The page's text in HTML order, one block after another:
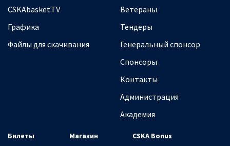
CSKAbasket.TV
Графика
Файлы для скачивания
Ветераны
Тендеры
Генеральный спонсор
Спонсоры
Контакты
Администрация
Академия
Билеты Магазин CSKA Bonus